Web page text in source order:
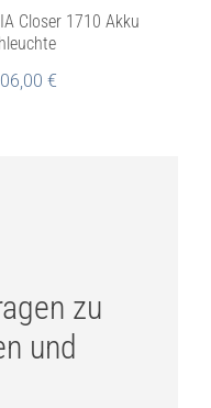
Closer 1710 Akku
€
zu
und